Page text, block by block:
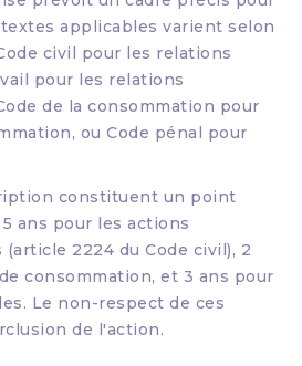
applicables varient selon
civil pour les relations
pour les relations
de la consommation pour
ou Code pénal pour
constituent un point
ans pour les actions
2224 du Code civil), 2
consommation, et 3 ans pour
Le non-respect de ces
de l'action.